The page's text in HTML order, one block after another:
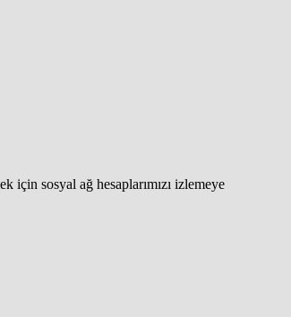
için sosyal ağ hesaplarımızı izlemeye